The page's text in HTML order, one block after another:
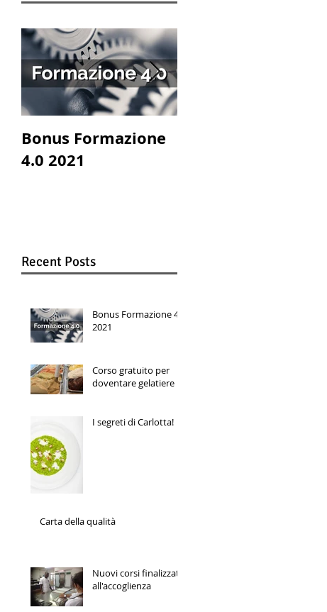
Bonus Formazione
4.0 2021
Recent Posts
Bonus Formazione 4.0
2021
Corso gratuito per
doventare gelatiere
I segreti di Carlotta!
Carta della qualità
Nuovi corsi finalizzati
all'accoglienza